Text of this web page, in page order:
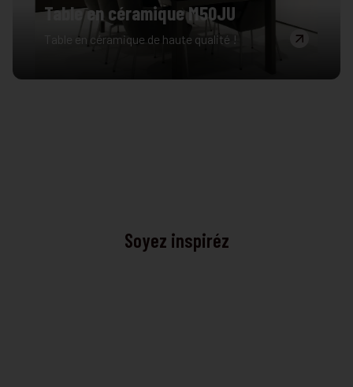
Salon d'angle L08EM
Salon modulaire, disponible en différentes
Salle à manger M08AL
Salle à manger disponible en 2 couleurs
Table en céramique M50JU
Table en céramique de haute qualité !
Boxspring R29DE
Composez votre propre boxspring!
Chambre de coin W05LU
Chambre à coucher disponible en tant
Salon M37LA
Soyez inspiréz